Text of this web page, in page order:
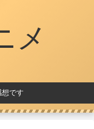
メ
想です